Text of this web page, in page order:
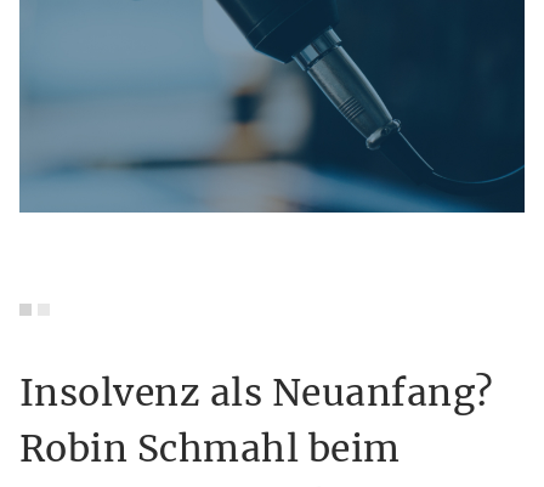
Insolvenz als Neuanfang?
Robin Schmahl beim